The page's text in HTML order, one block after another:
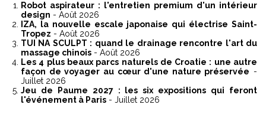
Robot aspirateur : l'entretien premium d'un intérieur
design - Août 2026
IZA, la nouvelle escale japonaise qui électrise Saint-
Tropez - Août 2026
TUI NA SCULPT : quand le drainage rencontre l'art du
massage chinois - Août 2026
Les 4 plus beaux parcs naturels de Croatie : une autre
façon de voyager au cœur d'une nature préservée -
Juillet 2026
Jeu de Paume 2027 : les six expositions qui feront
l'événement à Paris - Juillet 2026